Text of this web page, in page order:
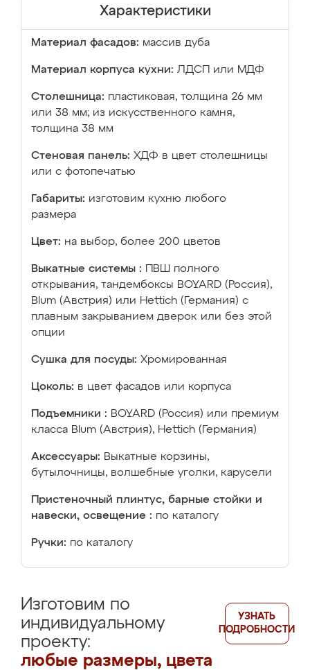
Характеристики
Материал фасадов: массив дуба
Материал корпуса кухни: ЛДСП или МДФ
Столешница: пластиковая, толщина 26 мм
или 38 мм; из искусственного камня,
толщина 38 мм
Стеновая панель: ХДФ в цвет столешницы
или с фотопечатью
Габариты: изготовим кухню любого
размера
Цвет: на выбор, более 200 цветов
Выкатные системы :
ПВШ полного
открывания, тандембоксы BOYARD (Россия),
Blum (Австрия) или Hettich (Германия) с
плавным закрыванием дверок или без этой
опции
Сушка для посуды: Хромированная
Цоколь: в цвет фасадов или корпуса
Подъемники : BOYARD (Россия) или премиум
класса Blum (Австрия), Hettich (Германия)
Аксессуары: Выкатные корзины,
бутылочницы, волшебные уголки, карусели
Пристеночный плинтус, барные стойки и
навески, освещение : по каталогу
Ручки: по каталогу
Изготовим по
индивидуальному
проекту:
любые размеры, цвета
УЗНАТЬ
ПОДРОБНОСТИ